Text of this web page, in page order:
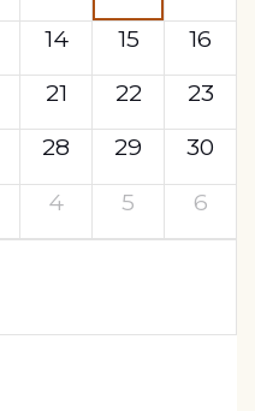
14 15
16
21 22
23
28 29
30
4 5 6